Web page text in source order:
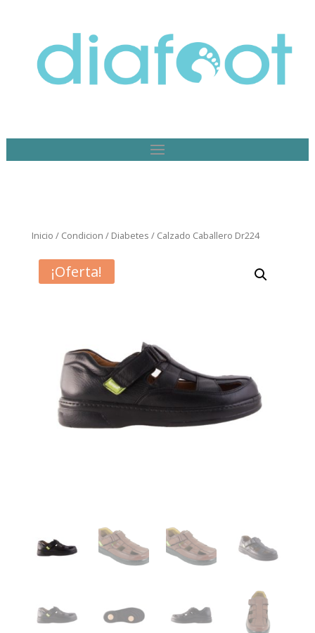
Inicio / Condicion / Diabetes / Calzado Caballero Dr224
¡Oferta!